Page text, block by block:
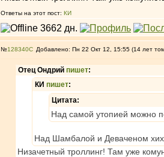
Ответы на этот пост: КИ
№128340 Добавлено: Пн 22 Окт 12, 15:55 (14 лет
Отец Ондрий пишет:
КИ пишет:
Цитата:
Над самой утопией можно
Над Шамбалой и Деваченом
Низачетный троллинг! Там уже